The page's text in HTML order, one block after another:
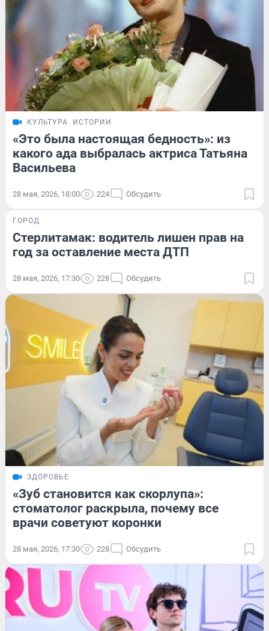
КУЛЬТУРА ИСТОРИИ
«Это была настоящая бедность»: из
какого ада выбралась актриса Татьяна
Васильева
28 мая, 2026, 18:00 224 Обсудить
ГОРОД
Стерлитамак: водитель лишен прав на
год за оставление места ДТП
28 мая, 2026, 17:30 228 Обсудить
ЗДОРОВЬЕ
«Зуб становится как скорлупа»:
стоматолог раскрыла, почему все
врачи советуют коронки
28 мая, 2026, 17:30 228 Обсудить